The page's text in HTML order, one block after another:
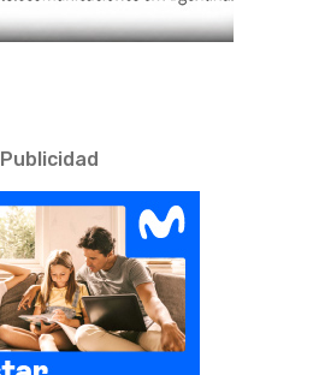
Publicidad